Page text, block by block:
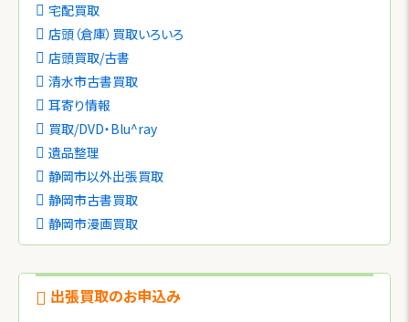
宅配買取
店頭（倉庫）買取いろいろ
店頭買取/古書
清水市古書買取
耳寄り情報
買取/DVD・Blu^ray
遺品整理
静岡市以外出張買取
静岡市古書買取
静岡市漫画買取
出張買取のお申込み